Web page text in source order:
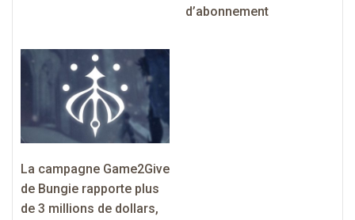
d’abonnement
La campagne Game2Give
de Bungie rapporte plus
de 3 millions de dollars,